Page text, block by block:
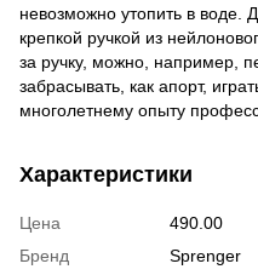
невозможно утопить в воде.
крепкой ручкой из
за ручку, можно, например,
забрасывать, как апорт,
многолетнему опыту
Характеристики
Цена
490.00
Бренд
Sprenger